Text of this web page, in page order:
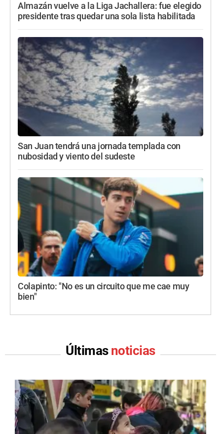
Almazán vuelve a la Liga Jachallera: fue elegido
presidente tras quedar una sola lista habilitada
San Juan tendrá una jornada templada con
nubosidad y viento del sudeste
Colapinto: "No es un circuito que me cae muy
bien"
Últimas noticias